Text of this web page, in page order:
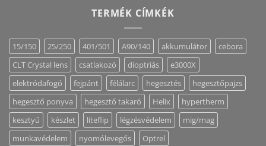
TERMÉK CÍMKÉK
15/150 25/250 401/501 A90/140 akkumulátor
cebora
CLT Crystal lens
csatlakozó dioptriás
e3000X
elektródafogó
fejpánt félálarc hegesztés
hegesztőpajzs
hegesztő ponyva
hegesztő takaró Helix
hypertherm
kesztyű
készlet liteflip légzésvédelem
mig/mag
munkavédelem
nyomólevegős Optrel